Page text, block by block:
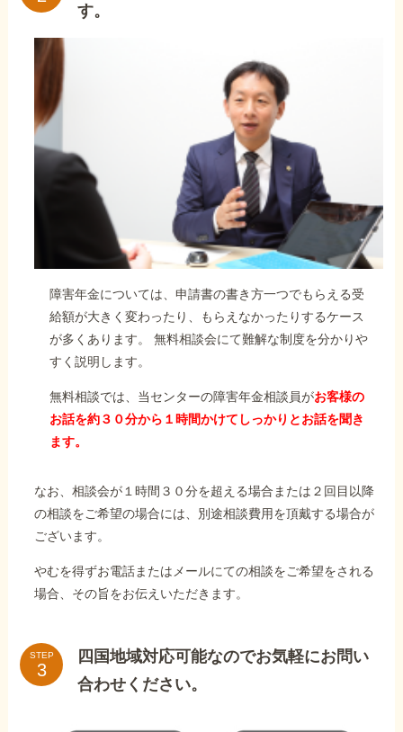
す。
障害年金については、申請書の書き方一つでもらえる受
給額が大きく変わったり、もらえなかったりするケース
が多くあります。 無料相談会にて難解な制度を分かりや
すく説明します。
無料相談では、当センターの障害年金相談員がお客様の
お話を約３０分から１時間かけてしっかりとお話を聞き
ます。
なお、相談会が１時間３０分を超える場合または２回目以降
の相談をご希望の場合には、別途相談費用を頂戴する場合が
ございます。
やむを得ずお電話またはメールにての相談をご希望をされる
場合、その旨をお伝えいただきます。
STEP
四国地域対応可能なのでお気軽にお問い
合わせください。